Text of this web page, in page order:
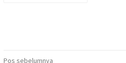
Pos sebelumnya